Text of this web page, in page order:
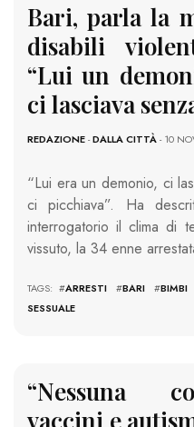
Bari, parla la
disabili
“Lui un
ci lasciava
REDAZIONE-DALLA CITTÀ- 10
“Lui era un demonio, ci
ci picchiava”. Ha
interrogatorio il clima di
vissuto, la 34 enne
TAGS: #ARRESTI #BARI #BIMBI
SESSUALE
“Nessuna
vaccini e